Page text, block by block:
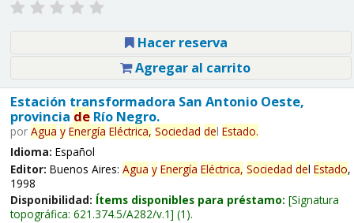
Hacer reserva
Agregar al carrito
Estación transformadora San Antonio Oeste,
provincia deRío Negro.
por Agua y Energía Eléctrica, Sociedad del Estado.
Idioma: Español
Editor: Buenos Aires: Agua y Energía Eléctrica, Sociedad del Estado,
1998
Disponibilidad: Ítems disponibles para préstamo: Signatura
topográfica: 621.374.5/A282/v.1 (1).